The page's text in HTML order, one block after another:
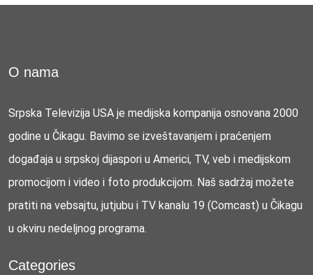
O nama
Srpska Televizija USA je medijska kompanija osnovana 2000
godine u Čikagu. Bavimo se izveštavanjem i praćenjem
događaja u srpskoj dijaspori u Americi, TV, veb i medijskom
promocijom i video i foto produkcijom. Naš sadržaj možete
pratiti na vebsajtu, jutjubu i TV kanalu 19 (Comcast) u Čikagu
u okviru nedeljnog programa.
Categories